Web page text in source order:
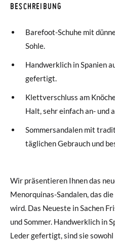
BESCHREIBUNG
Barefoot-Schuhe mit
Sohle.
Handwerklich in Spanien
gefertigt.
Klettverschluss am
Halt, sehr einfach an- und
Sommersandalen mit
täglichen Gebrauch und
Wir präsentieren Ihnen das
Menorquinas-Sandalen, das
wird. Das Neueste in Sachen
und Sommer. Handwerklich in
Leder gefertigt, sind sie